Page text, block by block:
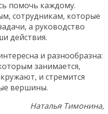
помочь каждому.
сотрудникам, которые
а руководство
действия.
и разнообразна:
занимается,
и стремится
вершины.
Наталья Тимонина,